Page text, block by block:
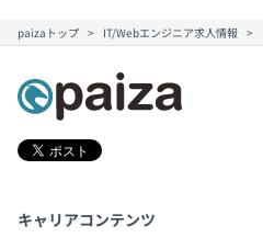
paizaトップ IT/Webエンジニア求人情報
キャリアコンテンツ